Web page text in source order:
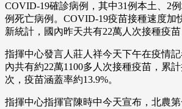
COVID-19確診病例，其中31例本土、2
例死亡病例。COVID-19疫苗接種速度加
新統計，國內昨天共有22萬人次接種疫苗
指揮中心發言人莊人祥今天下午在疫情
內共有約22萬1100多人次接種疫苗，累
次，疫苗涵蓋率約13.9%。
指揮中心指揮官陳時中今天宣布，北農